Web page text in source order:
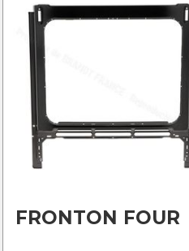
FRONTON FOUR